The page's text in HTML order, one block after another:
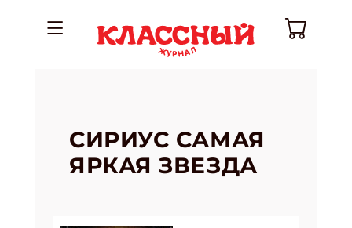
СИРИУС САМАЯ
ЯРКАЯ ЗВЕЗДА